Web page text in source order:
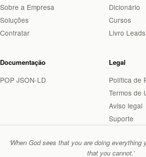
Sobre a Empresa
Soluções
Contratar
Dicionário
Cursos
Livro
Documentação
POP JSON-LD
Legal
Política de
Termos de
Aviso legal
Suporte
‘When God sees that you are doing everything
that you cannot.’